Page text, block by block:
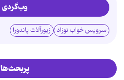
وب‌گردی
سرویس خواب نوزاد زیورآلات پاندورا
پربحث‌ها